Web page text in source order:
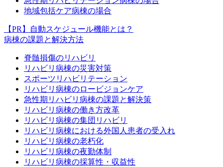
地域包括ケア病棟の場合
【PR】自動スケジュール機能とは？
病棟の課題と解決方法
脊髄損傷のリハビリ
リハビリ病棟の災害対策
スポーツリハビリテーション
リハビリ病棟のロービジョンケア
急性期リハビリ病棟の課題と解決策
リハビリ病棟の働き方改革
リハビリ病棟の集団リハビリ
リハビリ病棟における外国人患者の受入れ
リハビリ病棟の老朽化
リハビリ病棟の夜勤体制
リハビリ病棟の採算性・収益性